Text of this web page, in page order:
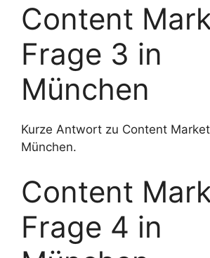
Content
Frage 3 in
München
Kurze Antwort zu Content
München.
Content
Frage 4 in